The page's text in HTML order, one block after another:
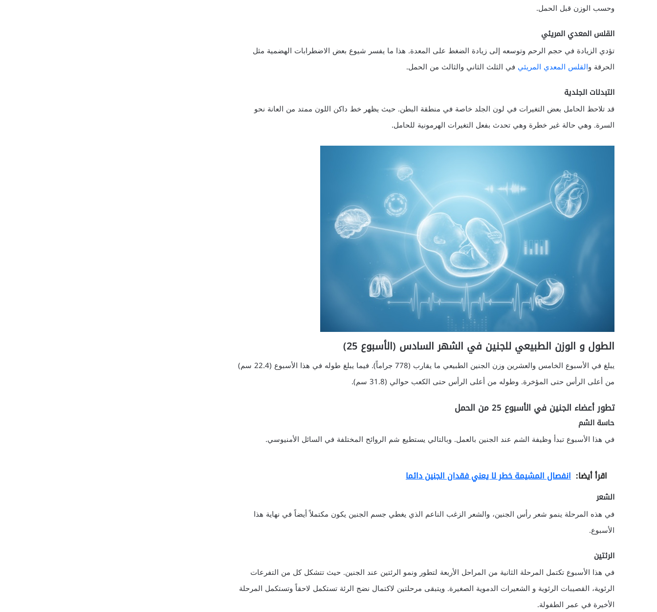
وحسب الوزن قبل الحمل.
القلس المعدي المريئي
تؤدي الزيادة في حجم الرحم وتوسعه إلى زيادة الضغط على المعدة. هذا ما يفسر شيوع بعض الاضطرابات الهضمية مثل
الحرقة والقلس المعدي المريئي في الثلث الثاني والثالث من الحمل.
التبدلات الجلدية
قد تلاحظ الحامل بعض التغيرات في لون الجلد خاصة في منطقة البطن. حيث يظهر خط داكن اللون ممتد من العانة نحو
السرة. وهي حالة غير خطرة وهي تحدث بفعل التغيرات الهرمونية للحامل.
الطول و الوزن الطبيعي للجنين في الشهر السادس (الأسبوع 25)
يبلغ في الأسبوع الخامس والعشرين وزن الجنين الطبيعي ما يقارب (778 جراماً). فيما يبلغ طوله في هذا الأسبوع (22.4 سم)
من أعلى الرأس حتى المؤخرة. وطوله من أعلى الرأس حتى الكعب حوالي (31.8 سم).
تطور أعضاء الجنين في الأسبوع 25 من الحمل
حاسة الشم
في هذا الأسبوع تبدأ وظيفة الشم عند الجنين بالعمل. وبالتالي يستطيع شم الروائح المختلفة في السائل الأمنيوسي.
اقرأ أيضا: انفصال المشيمة خطر لا يعني فقدان الجنين دائما
الشعر
في هذه المرحلة ينمو شعر رأس الجنين، والشعر الزغب الناعم الذي يغطي جسم الجنين يكون مكتملاً أيضاً في نهاية هذا
الأسبوع.
الرئتين
في هذا الأسبوع تكتمل المرحلة الثانية من المراحل الأربعة لتطور ونمو الرئتين عند الجنين. حيث تتشكل كل من التفرعات
الرئوية، القصيبات الرئوية و الشعيرات الدموية الصغيرة. ويتبقى مرحلتين لاكتمال نضج الرئة تستكمل لاحقاً وتستكمل المرحلة
الأخيرة في عمر الطفولة.